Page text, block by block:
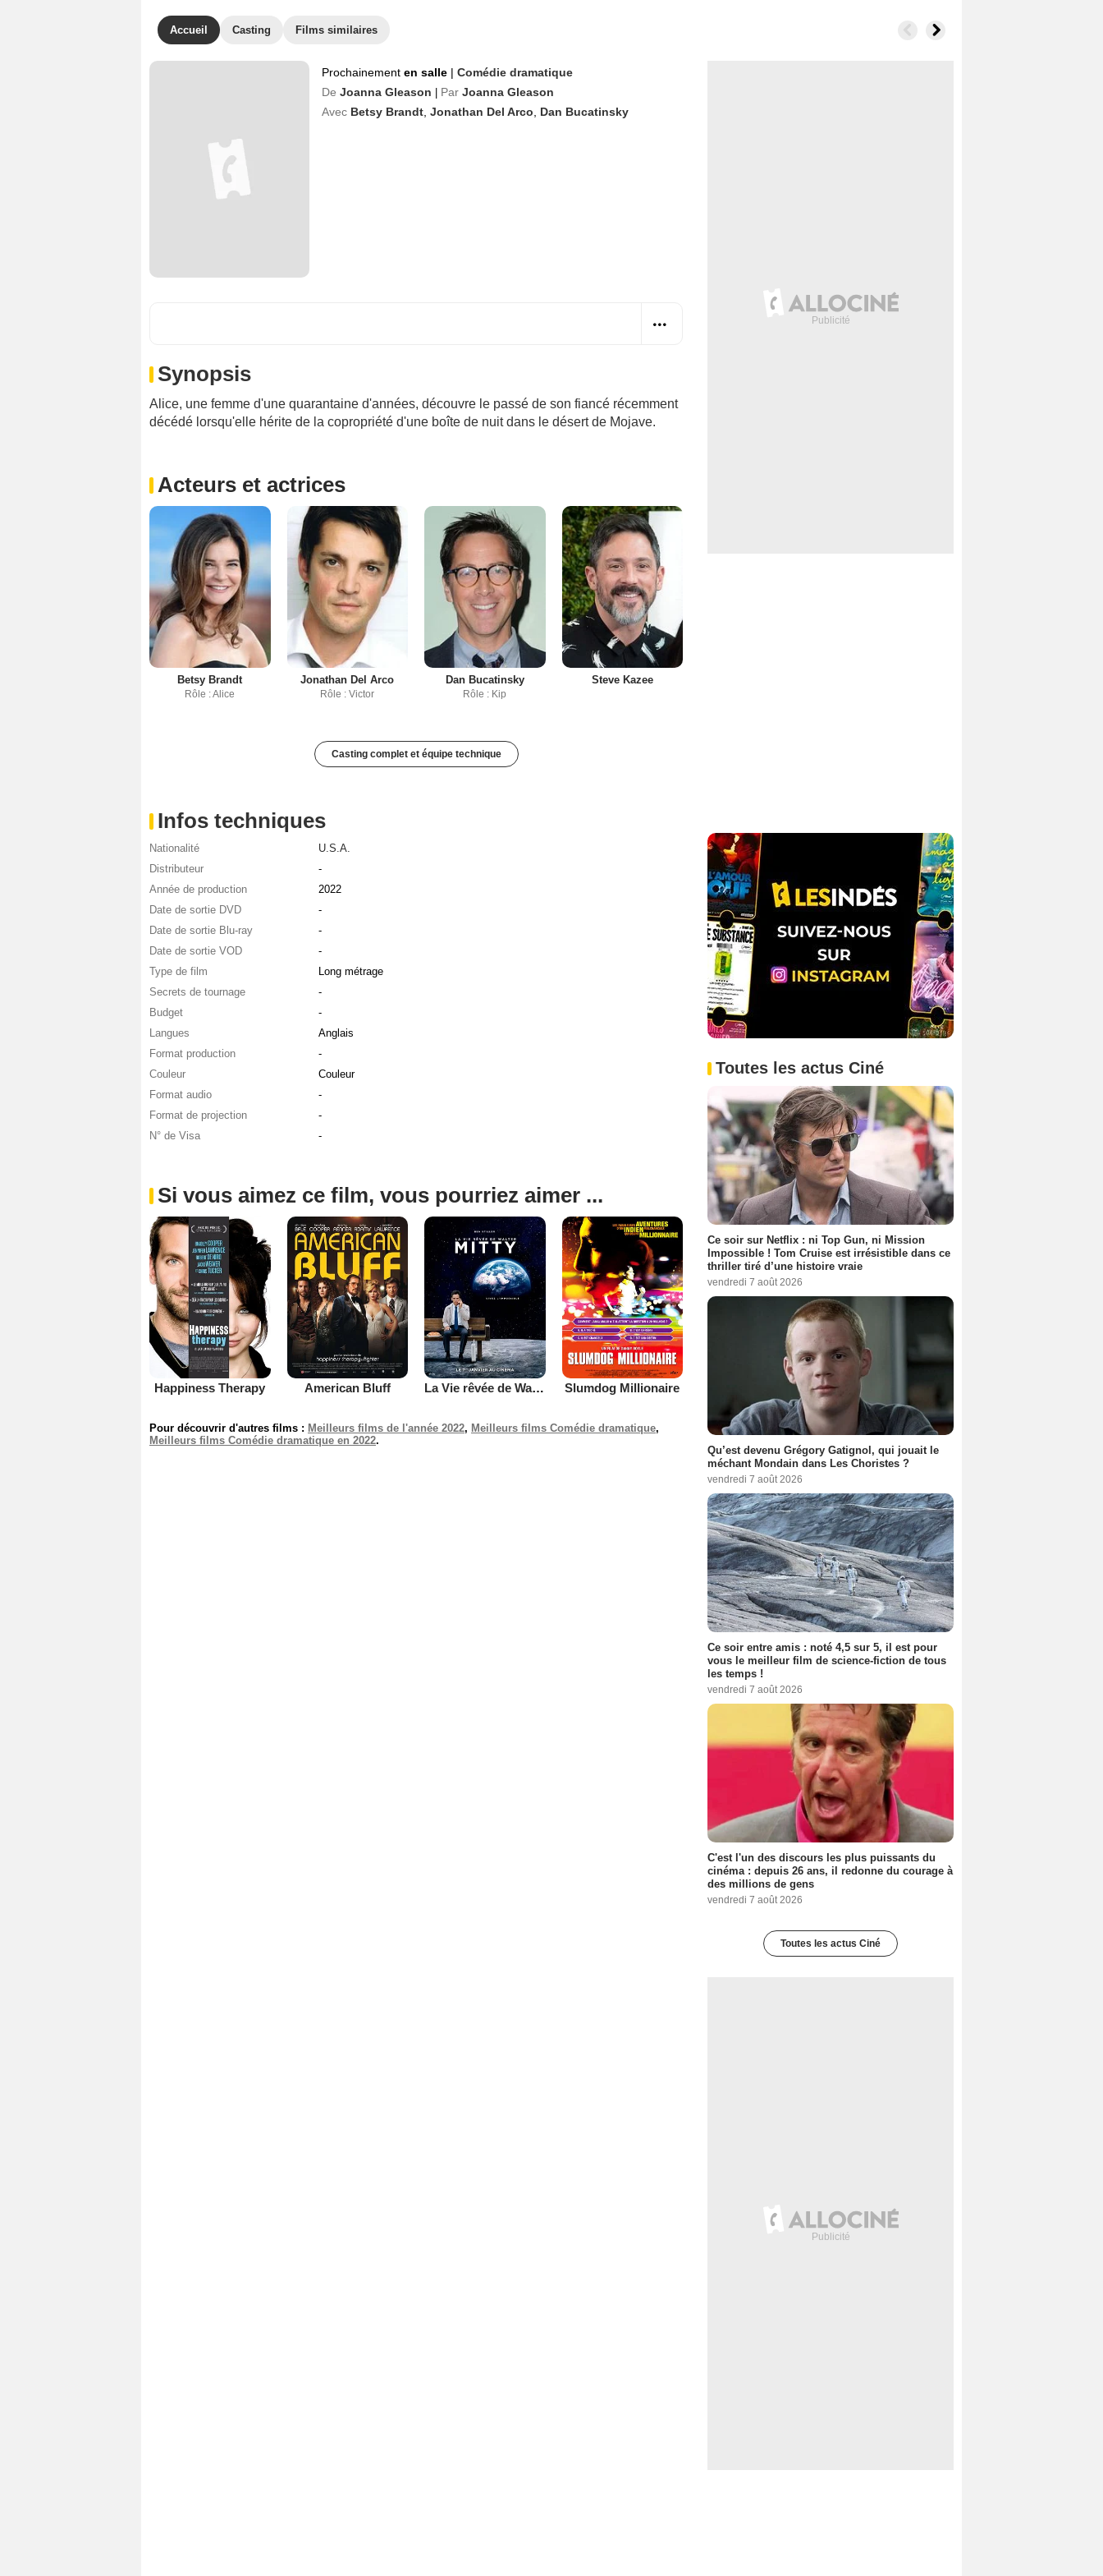
Accueil Casting Films similaires
Prochainement en salle | Comédie dramatique
De Joanna Gleason Par Joanna Gleason
Avec Betsy Brandt Jonathan Del Arco Dan Bucatinsky
Synopsis
Alice, une femme d'une quarantaine d'années, découvre le passé de son fiancé récemment
décédé lorsqu'elle hérite de la copropriété d'une boîte de nuit dans le désert de Mojave.
Acteurs et actrices
Betsy Brandt
Rôle : Alice
Jonathan Del Arco
Rôle : Victor
Dan Bucatinsky
Rôle : Kip
Steve Kazee
Casting complet et équipe technique
Infos techniques
Nationalité
U.S.A.
Distributeur
-
Année de production
2022
Date de sortie DVD
-
Date de sortie Blu-ray
-
Date de sortie VOD
-
Type de film
Long métrage
Secrets de tournage
-
Budget
-
Langues
Anglais
Format production
-
Couleur
Couleur
Format audio
-
Format de projection
-
N° de Visa
-
Si vous aimez ce film, vous pourriez aimer ...
Happiness Therapy American Bluff La Vie rêvée de Walter Mitty Slumdog Millionaire
Pour découvrir d'autres films : Meilleurs films de l'année 2022, Meilleurs films Comédie dramatique,
Meilleurs films Comédie dramatique en 2022.
Toutes les actus Ciné
Ce soir sur Netflix : ni Top Gun, ni Mission
Impossible ! Tom Cruise est irrésistible dans ce
thriller tiré d’une histoire vraie
vendredi 7 août 2026
Qu’est devenu Grégory Gatignol, qui jouait le
méchant Mondain dans Les Choristes ?
vendredi 7 août 2026
Ce soir entre amis : noté 4,5 sur 5, il est pour
vous le meilleur film de science-fiction de tous
les temps !
vendredi 7 août 2026
C'est l'un des discours les plus puissants du
cinéma : depuis 26 ans, il redonne du courage à
des millions de gens
vendredi 7 août 2026
Toutes les actus Ciné